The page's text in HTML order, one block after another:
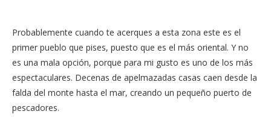
Probablemente cuando te acerques a esta zona este es el
primer pueblo que pises, puesto que es el más oriental. Y no
es una mala opción, porque para mi gusto es uno de los más
espectaculares. Decenas de apelmazadas casas caen desde la
falda del monte hasta el mar, creando un pequeño puerto de
pescadores.